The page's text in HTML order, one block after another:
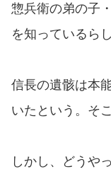
惣兵衛の弟の子
を知っているらし
信長の遺骸は本
いたという。そ
しかし、どうや